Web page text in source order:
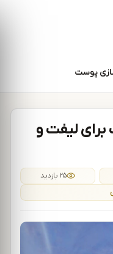
| آفرودیت لیزر —
پوست
برای لیفت و
۲۵ بازدید